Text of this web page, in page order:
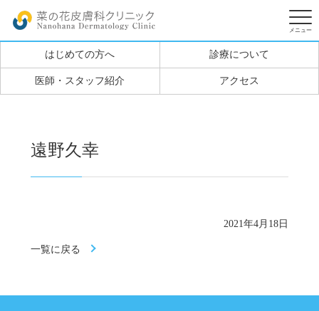
はじめての方へ 診療について
医師・スタッフ紹介 アクセス
遠野久幸
2021年4月18日
一覧に戻る